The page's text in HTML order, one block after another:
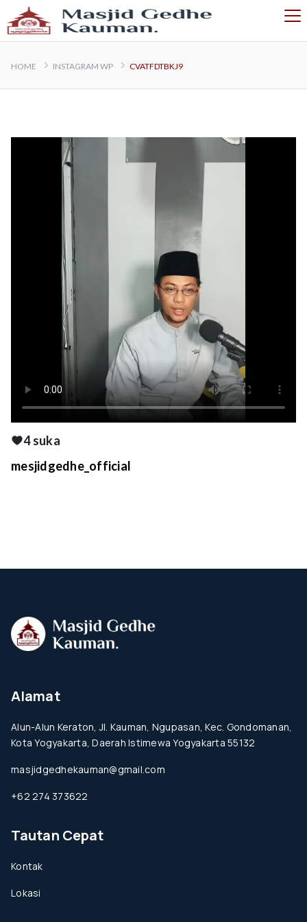
HOME INSTAGRAM WP CVATFDTBKJ9
4 suka
mesjidgedhe_official
Alamat
Alun-Alun Keraton, Jl. Kauman, Ngupasan, Kec. Gondomanan,
Kota Yogyakarta, Daerah Istimewa Yogyakarta 55132
masjidgedhekauman@gmail.com
+62 274 373622
Tautan Cepat
Kontak
Lokasi